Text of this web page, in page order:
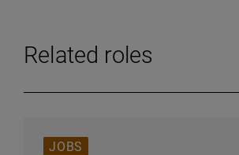
Related roles
JOBS